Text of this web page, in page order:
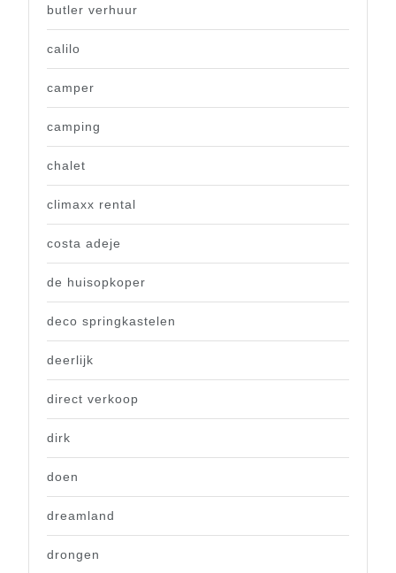
butler verhuur
calilo
camper
camping
chalet
climaxx rental
costa adeje
de huisopkoper
deco springkastelen
deerlijk
direct verkoop
dirk
doen
dreamland
drongen